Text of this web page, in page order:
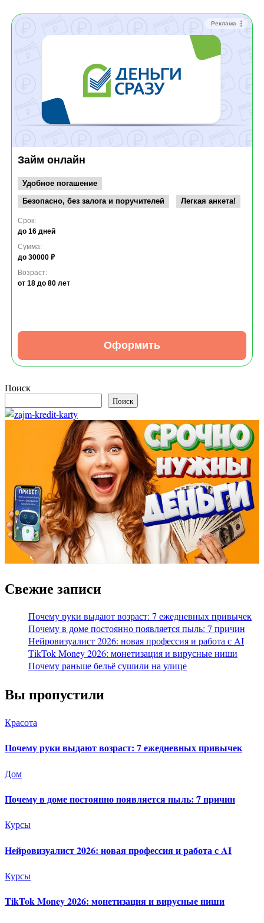
Реклама
Займ онлайн
Удобное погашение
Безопасно, без залога и поручителей
Легкая анкета!
Срок:
до 16 дней
Сумма:
до 30000 ₽
Возраст:
от 18 до 80 лет
Оформить
Поиск
Поиск
Свежие записи
Почему руки выдают возраст: 7 ежедневных привычек
Почему в доме постоянно появляется пыль: 7 причин
Нейровизуалист 2026: новая профессия и работа с AI
TikTok Money 2026: монетизация и вирусные ниши
Почему раньше бельё сушили на улице
Вы пропустили
Красота
Почему руки выдают возраст: 7 ежедневных привычек
Дом
Почему в доме постоянно появляется пыль: 7 причин
Курсы
Нейровизуалист 2026: новая профессия и работа с AI
Курсы
TikTok Money 2026: монетизация и вирусные ниши